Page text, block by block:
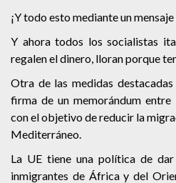
¡Y todo esto mediante un
Y ahora todos los socialistas
regalen el dinero, lloran porque
Otra de las medidas
firma de un memorándum entre
con el objetivo de reducir la
Mediterráneo.
La UE tiene una política de
inmigrantes de África y del